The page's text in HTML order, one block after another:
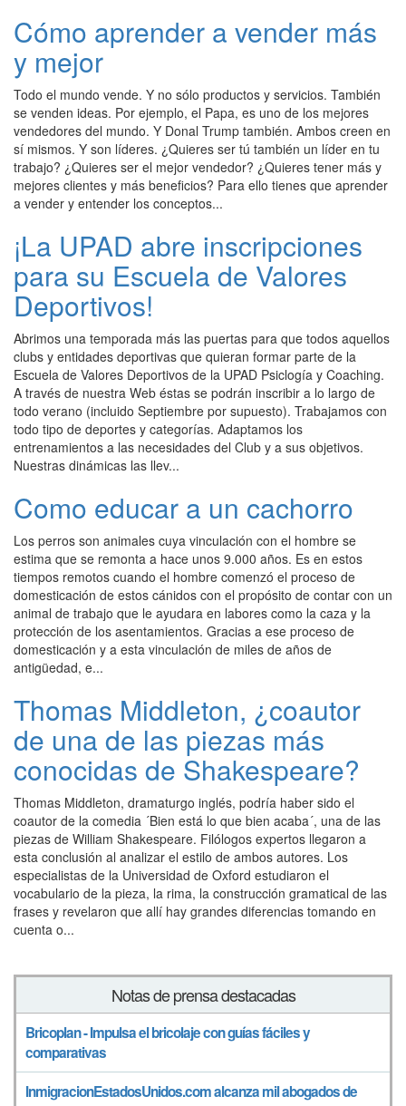
Cómo aprender a vender más
y mejor
Todo el mundo vende. Y no sólo productos y servicios. También
se venden ideas. Por ejemplo, el Papa, es uno de los mejores
vendedores del mundo. Y Donal Trump también. Ambos creen en
sí mismos. Y son líderes. ¿Quieres ser tú también un líder en tu
trabajo? ¿Quieres ser el mejor vendedor? ¿Quieres tener más y
mejores clientes y más beneficios? Para ello tienes que aprender
a vender y entender los conceptos...
¡La UPAD abre inscripciones
para su Escuela de Valores
Deportivos!
Abrimos una temporada más las puertas para que todos aquellos
clubs y entidades deportivas que quieran formar parte de la
Escuela de Valores Deportivos de la UPAD Psiclogía y Coaching.
A través de nuestra Web éstas se podrán inscribir a lo largo de
todo verano (incluido Septiembre por supuesto). Trabajamos con
todo tipo de deportes y categorías. Adaptamos los
entrenamientos a las necesidades del Club y a sus objetivos.
Nuestras dinámicas las llev...
Como educar a un cachorro
Los perros son animales cuya vinculación con el hombre se
estima que se remonta a hace unos 9.000 años. Es en estos
tiempos remotos cuando el hombre comenzó el proceso de
domesticación de estos cánidos con el propósito de contar con un
animal de trabajo que le ayudara en labores como la caza y la
protección de los asentamientos. Gracias a ese proceso de
domesticación y a esta vinculación de miles de años de
antigüedad, e...
Thomas Middleton, ¿coautor
de una de las piezas más
conocidas de Shakespeare?
Thomas Middleton, dramaturgo inglés, podría haber sido el
coautor de la comedia ´Bien está lo que bien acaba´, una de las
piezas de William Shakespeare. Filólogos expertos llegaron a
esta conclusión al analizar el estilo de ambos autores. Los
especialistas de la Universidad de Oxford estudiaron el
vocabulario de la pieza, la rima, la construcción gramatical de las
frases y revelaron que allí hay grandes diferencias tomando en
cuenta o...
Notas de prensa destacadas
Bricoplan - Impulsa el bricolaje con guías fáciles y
comparativas
InmigracionEstadosUnidos.com alcanza mil abogados de